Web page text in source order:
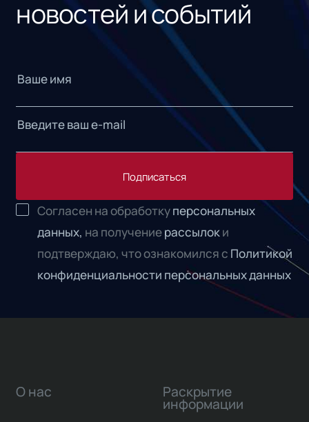
новостей и событий
Подписаться
Согласен на обработкуперсональных
данных, на получениерассылоки
подтверждаю, что ознакомился с Политикой
конфиденциальности персональных данных
О нас Раскрытие
информации